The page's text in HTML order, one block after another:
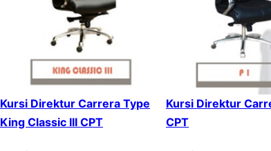
Kursi Direktur Carrera Type
King Classic III CPT
Kursi Direktur
CPT